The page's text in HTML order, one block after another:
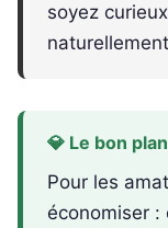
soyez
💎 Le bon
Pour les
économiser :